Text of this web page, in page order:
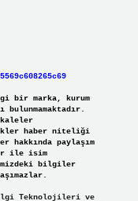
bir marka, kurum
haber niteliği
hakkında paylaşım
ile isim
bilgiler
Teknolojileri ve